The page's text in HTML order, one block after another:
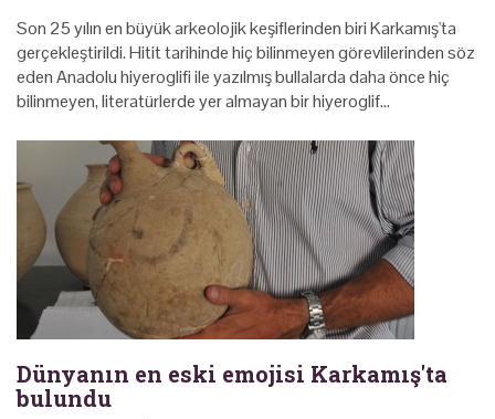
Son 25 yılın en büyük arkeolojik keşiflerinden biri Karkamış'ta
gerçekleştirildi. Hitit tarihinde hiç bilinmeyen görevlilerinden söz
eden Anadolu hiyeroglifi ile yazılmış bullalarda daha önce hiç
bilinmeyen, literatürlerde yer almayan bir hiyeroglif…
Dünyanın en eski emojisi Karkamış'ta
bulundu